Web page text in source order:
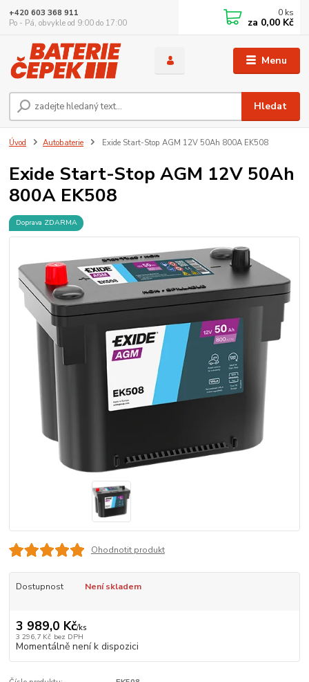
Menu
Hledat
+420 603 368 911
Po - Pá, obvykle od 9:00 do 17:00
0 ks
za 0,00 Kč
Úvod Autobaterie Exide Start-Stop AGM 12V 50Ah 800A EK508
Exide Start-Stop AGM 12V 50Ah
800A EK508
Doprava ZDARMA
Ohodnotit produkt
Dostupnost Není skladem
3 989,0 Kč/ks
3 296,7 Kč bez DPH
Momentálně není k dispozici